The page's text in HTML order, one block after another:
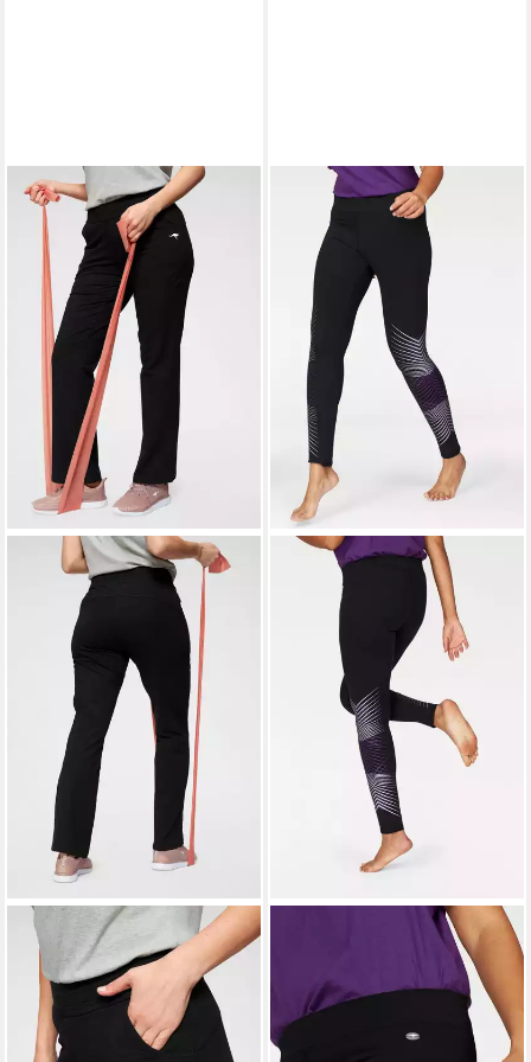
KANGAROOS
Jogginghose
Große Größen
ab 32,99 € UVP 39,99 €
-18%
Leggings
ab 24,99 €
UVP29,99 €
-17%